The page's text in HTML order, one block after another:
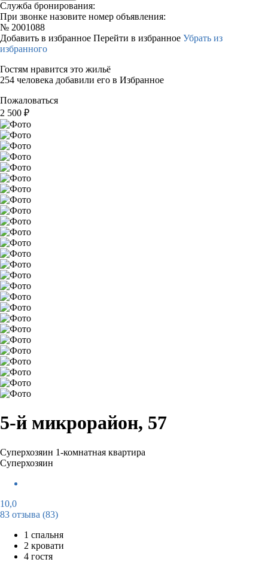
Служба бронирования:
При звонке назовите номер объявления:
№ 2001088
Добавить в избранное Перейти в избранное Убрать из
избранного
Гостям нравится это жильё
254 человека добавили его в Избранное
Пожаловаться
2 500 ₽
5-й микрорайон, 57
Суперхозяин 1-комнатная квартира
Суперхозяин
10,0
83 отзыва (83)
1 спальня
2 кровати
4 гостя